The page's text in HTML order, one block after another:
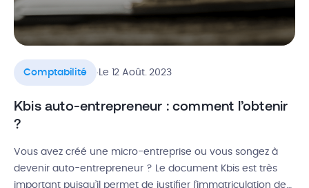
Comptabilité Le 12 Août. 2023
Kbis auto-entrepreneur : comment l’obtenir
?
Vous avez créé une micro-entreprise ou vous songez à
devenir auto-entrepreneur ? Le document Kbis est très
important puisqu’il permet de justifier l’immatriculation de